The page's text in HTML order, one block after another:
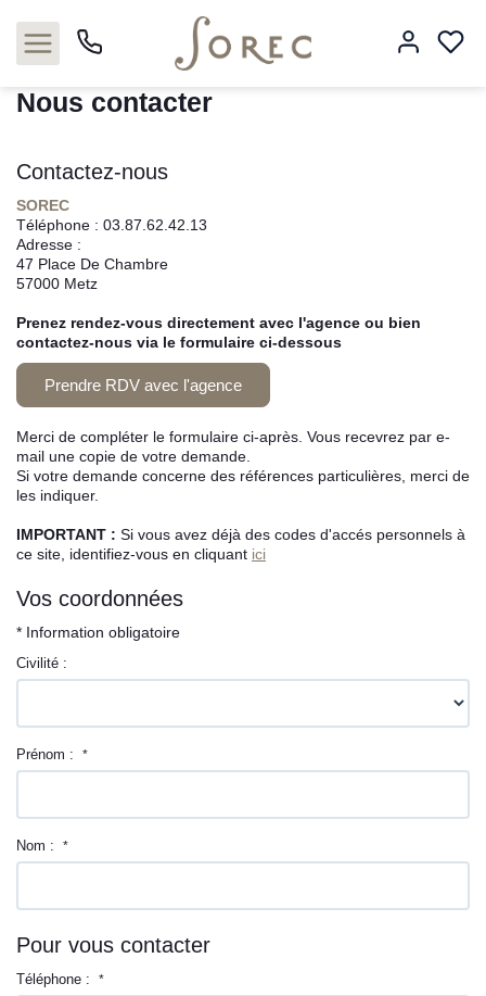
Acheter
Louer
Estimer
Neuf
Gestion
Syndic
Nous contacter
Contactez-nous
SOREC
Téléphone : 03.87.62.42.13
Adresse :
47 Place De Chambre
57000 Metz
Prenez rendez-vous directement avec l'agence ou bien
contactez-nous via le formulaire ci-dessous
Prendre RDV avec l'agence
Merci de compléter le formulaire ci-après. Vous recevrez par e-
mail une copie de votre demande.
Si votre demande concerne des références particulières, merci de
les indiquer.
IMPORTANT : Si vous avez déjà des codes d'accés personnels à
ce site, identifiez-vous en cliquant ici
Vos coordonnées
* Information obligatoire
Civilité :
Prénom : *
Nom : *
Pour vous contacter
Téléphone : *